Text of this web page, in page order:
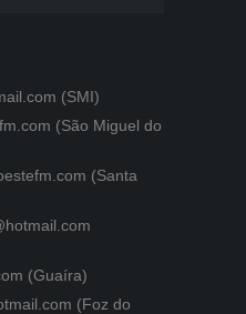
(SMI)
(São Miguel do
(Santa
(Guaíra)
(Foz do